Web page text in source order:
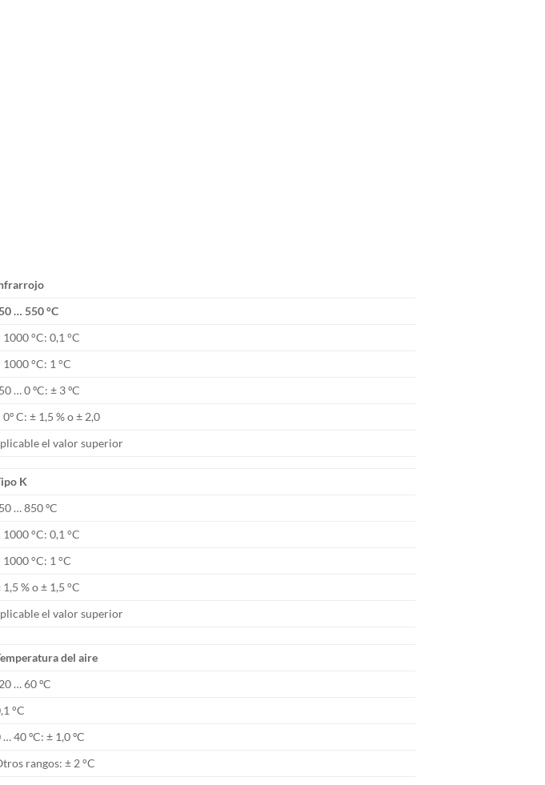
… 550 °C
1000 °C: 0,1 °C
1000 °C: 1 °C
… 0 ºC: ± 3 ºC
0º C: ± 1,5 % o ± 2,0
el valor superior
K
… 850 ºC
1000 °C: 0,1 °C
1000 °C: 1 °C
1,5 % o ± 1,5 °C
el valor superior
del aire
… 60 ºC
°C
… 40 ºC: ± 1,0 ºC
rangos: ± 2 °C